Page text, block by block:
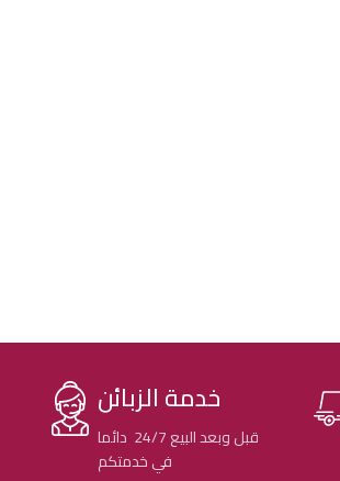
خدمة الزبائن
قبل وبعد البيع 24/7 دائما
في خدمتكم